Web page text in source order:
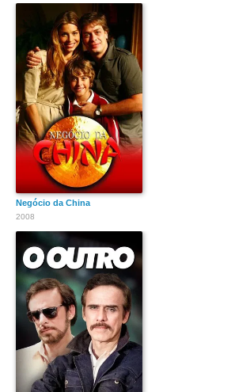
Negócio da China
2008